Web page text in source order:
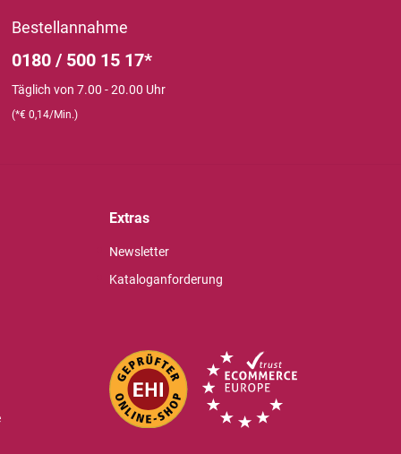
Bestellannahme
0180 / 500 15 17*
Täglich von 7.00 - 20.00 Uhr
(*€ 0,14/Min.)
Extras
Newsletter
Kataloganforderung